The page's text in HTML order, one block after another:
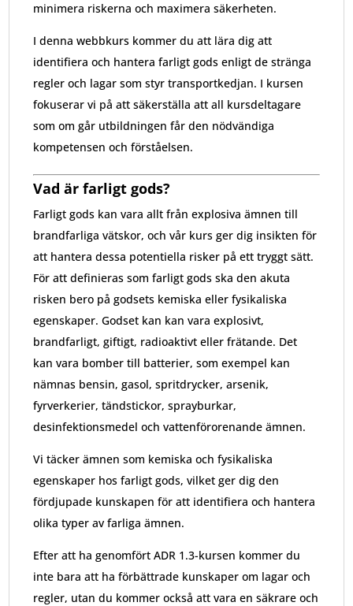
minimera riskerna och maximera säkerheten.
I denna webbkurs kommer du att lära dig att
identifiera och hantera farligt gods enligt de stränga
regler och lagar som styr transportkedjan. I kursen
fokuserar vi på att säkerställa att all kursdeltagare
som om går utbildningen får den nödvändiga
kompetensen och förståelsen.
Vad är farligt gods?
Farligt gods kan vara allt från explosiva ämnen till
brandfarliga vätskor, och vår kurs ger dig insikten för
att hantera dessa potentiella risker på ett tryggt sätt.
För att definieras som farligt gods ska den akuta
risken bero på godsets kemiska eller fysikaliska
egenskaper. Godset kan kan vara explosivt,
brandfarligt, giftigt, radioaktivt eller frätande. Det
kan vara bomber till batterier, som exempel kan
nämnas bensin, gasol, spritdrycker, arsenik,
fyrverkerier, tändstickor, sprayburkar,
desinfektionsmedel och vattenförorenande ämnen.
Vi täcker ämnen som kemiska och fysikaliska
egenskaper hos farligt gods, vilket ger dig den
fördjupade kunskapen för att identifiera och hantera
olika typer av farliga ämnen.
Efter att ha genomfört ADR 1.3-kursen kommer du
inte bara att ha förbättrade kunskaper om lagar och
regler, utan du kommer också att vara en säkrare och